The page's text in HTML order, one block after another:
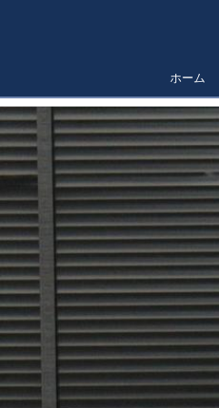
ホーム